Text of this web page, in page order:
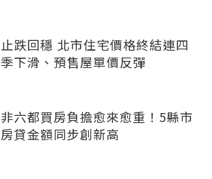
止跌回穩 北市住宅價格終結連四
季下滑、預售屋單價反彈
非六都買房負擔愈來愈重！5縣市
房貸金額同步創新高